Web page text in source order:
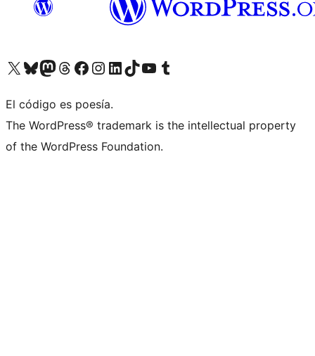
Visita nuestra cuenta de X (anteriormente Twitter)
Visita nuestra cuenta de Bluesky
Visita nuestra cuenta de Mastodon
Visita nuestra cuenta de Threads
Visita nuestra página de Facebook
Visita nuestra cuenta de Instagram
Visita nuestra cuenta de LinkedIn
Visita nuestra cuenta de TikTok
Visita nuestro canal de YouTube
Visita nuestra cuenta de Tumblr
El código es poesía.
The WordPress® trademark is the intellectual property
of the WordPress Foundation.